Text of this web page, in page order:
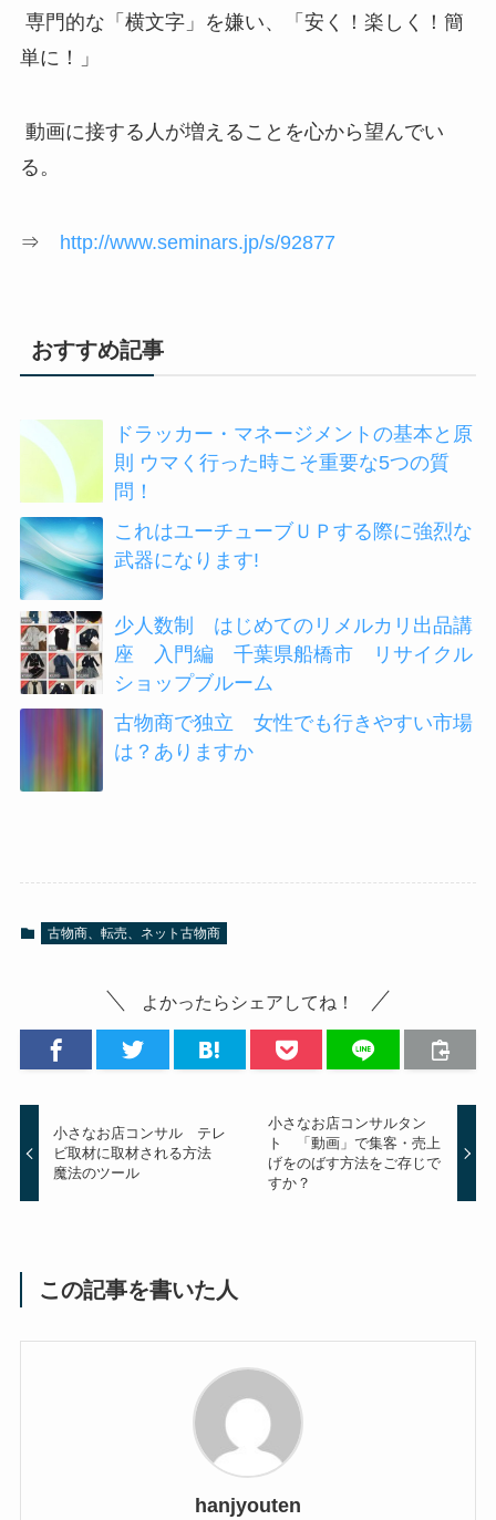
専門的な「横文字」を嫌い、「安く！楽しく！簡
単に！」
動画に接する人が増えることを心から望んでい
る。
⇒ http://www.seminars.jp/s/92877
おすすめ記事
ドラッカー・マネージメントの基本と原
則 ウマく行った時こそ重要な5つの質
問！
これはユーチューブＵＰする際に強烈な
武器になります!
少人数制 はじめてのリメルカリ出品講
座 入門編 千葉県船橋市 リサイクル
ショップブルーム
古物商で独立 女性でも行きやすい市場
は？ありますか
古物商、転売、ネット古物商
よかったらシェアしてね！
小さなお店コンサル テレ
ビ取材に取材される方法
魔法のツール
小さなお店コンサルタン
ト 「動画」で集客・売上
げをのばす方法をご存じで
すか？
この記事を書いた人
hanjyouten